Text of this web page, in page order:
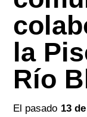
la
Río
El pasado 13